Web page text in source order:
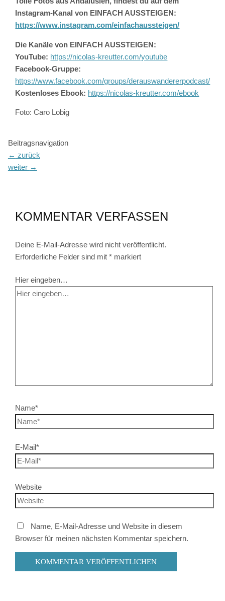
Instagram-Kanal von EINFACH AUSSTEIGEN:
https://www.instagram.com/einfachaussteigen/
Die Kanäle von EINFACH AUSSTEIGEN:
YouTube: https://nicolas-kreutter.com/youtube
Facebook-Gruppe:
https://www.facebook.com/groups/derauswandererpodcast/
Kostenloses Ebook: https://nicolas-kreutter.com/ebook
Foto: Caro Lobig
Beitragsnavigation
← zurück
weiter →
KOMMENTAR VERFASSEN
Deine E-Mail-Adresse wird nicht veröffentlicht.
Erforderliche Felder sind mit* markiert
Hier eingeben…
Name*
E-Mail*
Website
Name, E-Mail-Adresse und Website in diesem
Browser für meinen nächsten Kommentar speichern.